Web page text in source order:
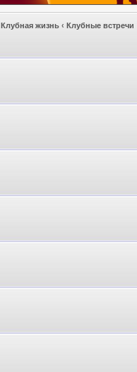
Клубная жизнь ‹ Клубные встречи